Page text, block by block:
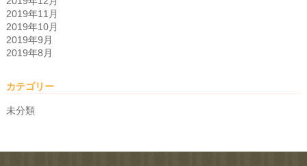
2019年11月
2019年10月
2019年9月
2019年8月
カテゴリー
未分類